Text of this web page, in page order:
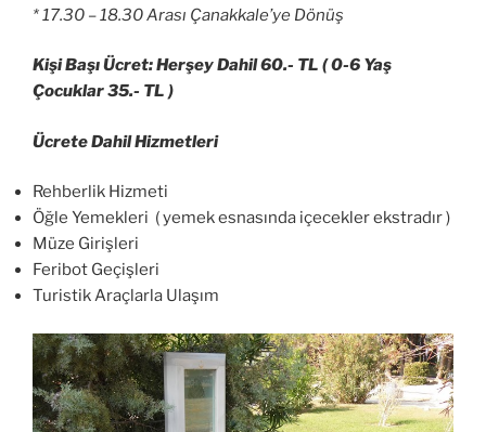
* 17.30 – 18.30 Arası Çanakkale’ye Dönüş
Kişi Başı Ücret: Herşey Dahil 60.- TL ( 0-6 Yaş
Çocuklar 35.- TL )
Ücrete Dahil Hizmetleri
Rehberlik Hizmeti
Öğle Yemekleri ( yemek esnasında içecekler ekstradır )
Müze Girişleri
Feribot Geçişleri
Turistik Araçlarla Ulaşım